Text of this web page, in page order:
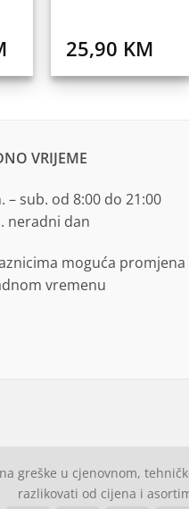
25,90 KM
VRIJEME
– sub. od 8:00 do 21:00
neradni dan
moguća promjena
vremenu
greške u cjenovnom,
razlikovati od cijena i